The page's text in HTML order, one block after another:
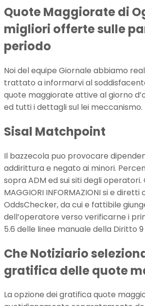
Quote Maggiorate di
migliori offerte sulle
periodo
Noi del equipe Giornale abbiamo
trattato a informarvi al
quote maggiorate attive al giorno
ed tutti i dettagli sul lei meccanismo.
Sisal Matchpoint
Il bazzecola puo provocare
addirittura e negato ai minori.
sopra ADM ed sui siti degli
MAGGIORI INFORMAZIONI si e
OddsChecker, da cui e fattibile
dell’operatore verso verificarne i
5.6 delle linee manuale della Diritto 9
Che Notiziario
gratifica delle quote
La opzione dei gratifica quote